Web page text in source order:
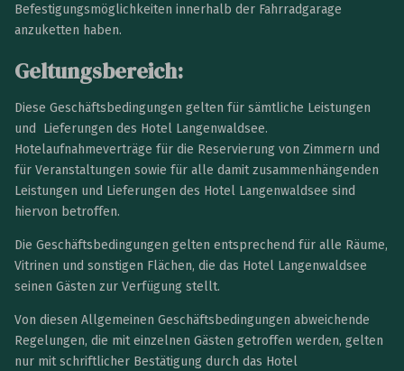
Befestigungsmöglichkeiten innerhalb der Fahrradgarage
anzuketten haben.
Geltungsbereich:
Diese Geschäftsbedingungen gelten für sämtliche Leistungen
und Lieferungen des Hotel Langenwaldsee.
Hotelaufnahmeverträge für die Reservierung von Zimmern und
für Veranstaltungen sowie für alle damit zusammenhängenden
Leistungen und Lieferungen des Hotel Langenwaldsee sind
hiervon betroffen.
Die Geschäftsbedingungen gelten entsprechend für alle Räume,
Vitrinen und sonstigen Flächen, die das Hotel Langenwaldsee
seinen Gästen zur Verfügung stellt.
Von diesen Allgemeinen Geschäftsbedingungen abweichende
Regelungen, die mit einzelnen Gästen getroffen werden, gelten
nur mit schriftlicher Bestätigung durch das Hotel